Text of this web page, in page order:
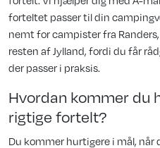
forteltet passer til din
nemt for campister fra
resten af Jylland, fordi du får
der passer i praksis.
Hvordan kommer du
rigtige fortelt?
Du kommer hurtigere i mål,